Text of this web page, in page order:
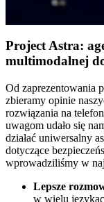
Project Astra:
multimodalnej
Od zaprezentowania
zbieramy opinie
rozwiązania na
uwagom udało się
działać uniwersalny
dotyczące
wprowadziliśmy w
Lepsze
w wielu